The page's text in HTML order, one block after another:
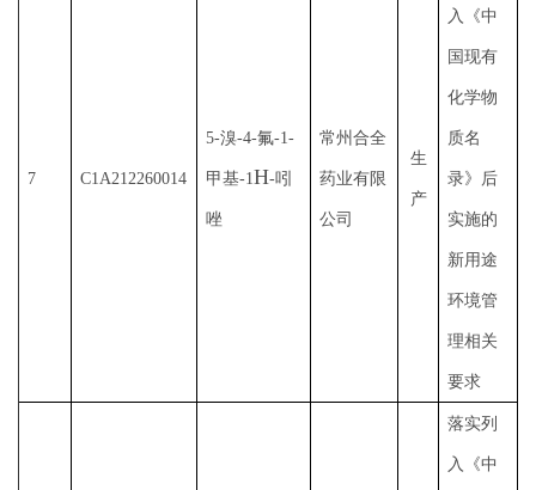
7 C1A212260014
5-溴-4-氟-1-
甲基-1H-吲
唑
常州合全
药业有限
公司
生
产
入《中
国现有
化学物
质名
录》后
实施的
新用途
环境管
理相关
要求
落实列
入《中